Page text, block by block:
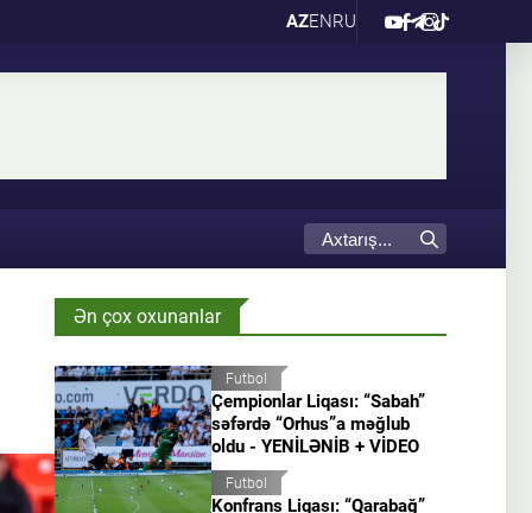
AZENRU
Ən çox oxunanlar
Futbol
Çempionlar Liqası: “Sabah”
səfərdə “Orhus”a məğlub
oldu - YENİLƏNİB + VİDEO
Futbol
Konfrans Liqası: “Qarabağ”